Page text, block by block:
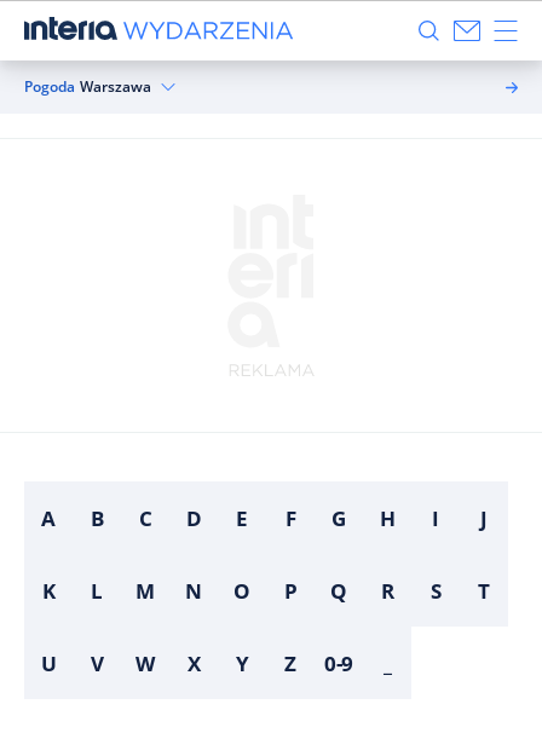
Pogoda Warszawa
A B C D E F G H I J
K L M N O P Q R S T
U V W X Y Z 0-9